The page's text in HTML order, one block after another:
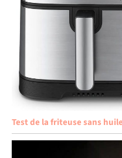
Test de la friteuse sans